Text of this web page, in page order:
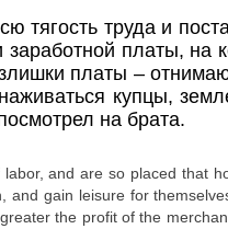
тягость труда и
платы,
платы –
купцы,
на брата.
and are so placed that
gain leisure for
the profit of the